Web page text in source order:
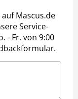
Mascus.de
Service-
- Fr. von 9:00